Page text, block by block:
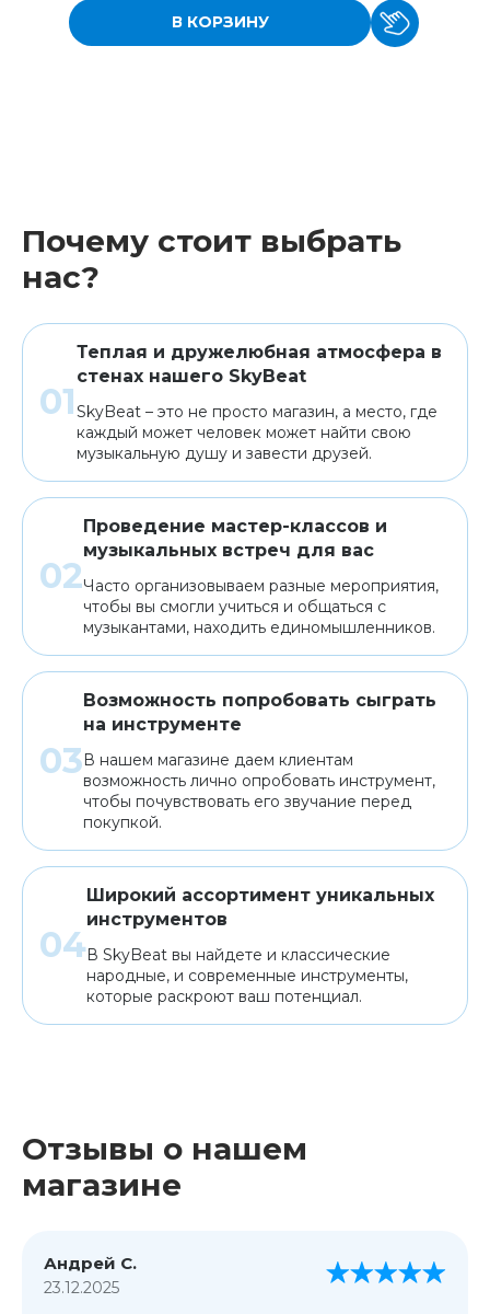
В КОРЗИНУ
Почему стоит выбрать
нас?
Теплая и дружелюбная атмосфера в
стенах нашего SkyBeat
SkyBeat – это не просто магазин, а место, где
каждый может человек может найти свою
музыкальную душу и завести друзей.
Проведение мастер-классов и
музыкальных встреч для вас
Часто организовываем разные мероприятия,
чтобы вы смогли учиться и общаться с
музыкантами, находить единомышленников.
Возможность попробовать сыграть
на инструменте
В нашем магазине даем клиентам
возможность лично опробовать инструмент,
чтобы почувствовать его звучание перед
покупкой.
Широкий ассортимент уникальных
инструментов
В SkyBeat вы найдете и классические
народные, и современные инструменты,
которые раскроют ваш потенциал.
Отзывы о нашем
магазине
Андрей С.
23.12.2025